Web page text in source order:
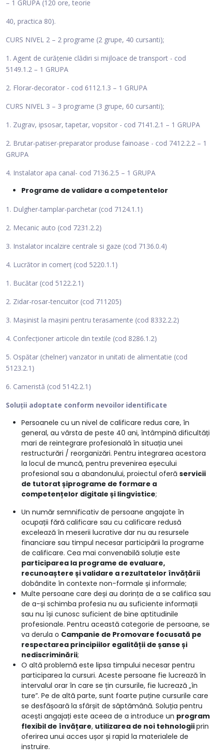
– 1 GRUPA (120 ore, teorie
40, practica 80).
CURS NIVEL 2 – 2 programe (2 grupe, 40 cursanti);
1. Agent de curățenie clădiri si mijloace de transport - cod
5149.1.2 – 1 GRUPA
2. Florar-decorator - cod 6112.1.3 – 1 GRUPA
CURS NIVEL 3 – 3 programe (3 grupe, 60 cursanti);
1. Zugrav, ipsosar, tapetar, vopsitor - cod 7141.2.1 – 1 GRUPA
2. Brutar-patiser-preparator produse fainoase - cod 7412.2.2 – 1
GRUPA
4. Instalator apa canal- cod 7136.2.5 – 1 GRUPA
Programe de validare a competentelor
1. Dulgher-tamplar-parchetar (cod 7124.1.1)
2. Mecanic auto (cod 7231.2.2)
3. Instalator incalzire centrale si gaze (cod 7136.0.4)
4. Lucrător in comerț (cod 5220.1.1)
1. Bucătar (cod 5122.2.1)
2. Zidar-rosar-tencuitor (cod 711205)
3. Mașinist la mașini pentru terasamente (cod 8332.2.2)
4. Confecționer articole din textile (cod 8286.1.2)
5. Ospătar (chelner) vanzator in unitati de alimentatie (cod
5123.2.1)
6. Cameristă (cod 5142.2.1)
Soluții adoptate conform nevoilor identificate
Persoanele cu un nivel de calificare redus care, în
general, au vârsta de peste 40 ani, întâmpină dificultăți
mari de reintegrare profesională în situația unei
restructurări / reorganizări. Pentru integrarea acestora
la locul de muncă, pentru prevenirea eșecului
profesional sau a abandonului, proiectul oferă servicii
de tutorat șiprograme de formare a
competențelor digitale și lingvistice;
Un număr semnificativ de persoane angajate în
ocupații fără calificare sau cu calificare redusă
excelează în meserii lucrative dar nu au resursele
financiare sau timpul necesar participării la programe
de calificare. Cea mai convenabilă soluție este
participarea la programe de evaluare,
recunoaștere și validare a rezultatelor învățării
dobândite în contexte non-formale și informale;
Multe persoane care deși au dorința de a se califica sau
de a-și schimba profesia nu au suficiente informații
sau nu își cunosc suficient de bine aptitudinile
profesionale. Pentru această categorie de persoane, se
va derula o Campanie de Promovare focusată pe
respectarea principiilor egalității de șanse și
nediscriminării;
O altă problemă este lipsa timpului necesar pentru
participarea la cursuri. Aceste persoane fie lucrează în
intervalul orar în care se țin cursurile, fie lucrează „în
ture”. Pe de altă parte, sunt foarte puține cursurile care
se desfășoară la sfârșit de săptămână. Soluția pentru
acești angajați este aceea de a introduce un program
flexibil de învățare, utilizarea de noi tehnologiiprin
oferirea unui acces ușor și rapid la materialele de
instruire.